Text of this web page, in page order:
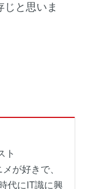
と思いま
ト
が好きで、
代にIT識に興